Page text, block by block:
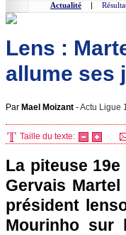
Actualité |
Lens :
allume ses
Par Mael Moizant -Actu Ligue
Taille du texte:
La piteuse
Gervais
président
Mourinho sur